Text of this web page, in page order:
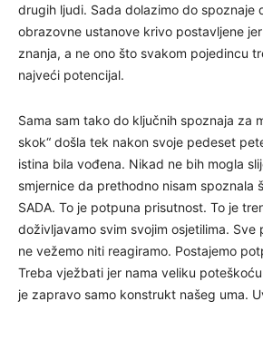
drugih ljudi. Sada dolazimo do spoznaje
obrazovne ustanove krivo postavljene
znanja, a ne ono što svakom pojedincu
najveći potencijal.
Sama sam tako do ključnih spoznaja za
skok“ došla tek nakon svoje pedeset
istina bila vođena. Nikad ne bih mogla
smjernice da prethodno nisam spoznala
SADA. To je potpuna prisutnost. To je
doživljavamo svim svojim osjetilima. Sve
ne vežemo niti reagiramo. Postajemo
Treba vježbati jer nama veliku
je zapravo samo konstrukt našeg uma.